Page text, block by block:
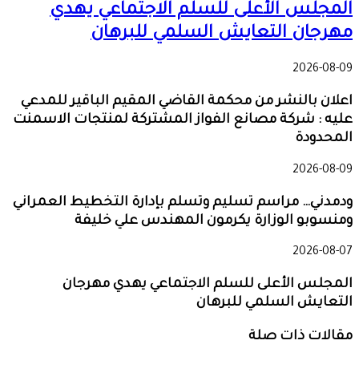
المجلس الأعلى للسلم الاجتماعي يهدي
مهرجان التعايش السلمي للبرهان
2026-08-09
اعلان بالنشر من محكمة القاضي المقيم الباقير للمدعي
عليه : شركة مصانع الفواز المشتركة لمنتجات الاسمنت
المحدودة
2026-08-09
ودمدني… مراسم تسليم وتسلم بإدارة التخطيط العمراني
ومنسوبو الوزارة يكرمون المهندس علي خليفة
2026-08-07
المجلس الأعلى للسلم الاجتماعي يهدي مهرجان
التعايش السلمي للبرهان
مقالات ذات صلة